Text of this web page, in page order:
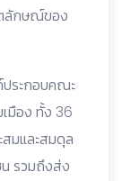
ลักษณ์ของ
ประกอบคณะ
มือง ทั้ง 36
มและสมดุล
รวมถึงส่ง